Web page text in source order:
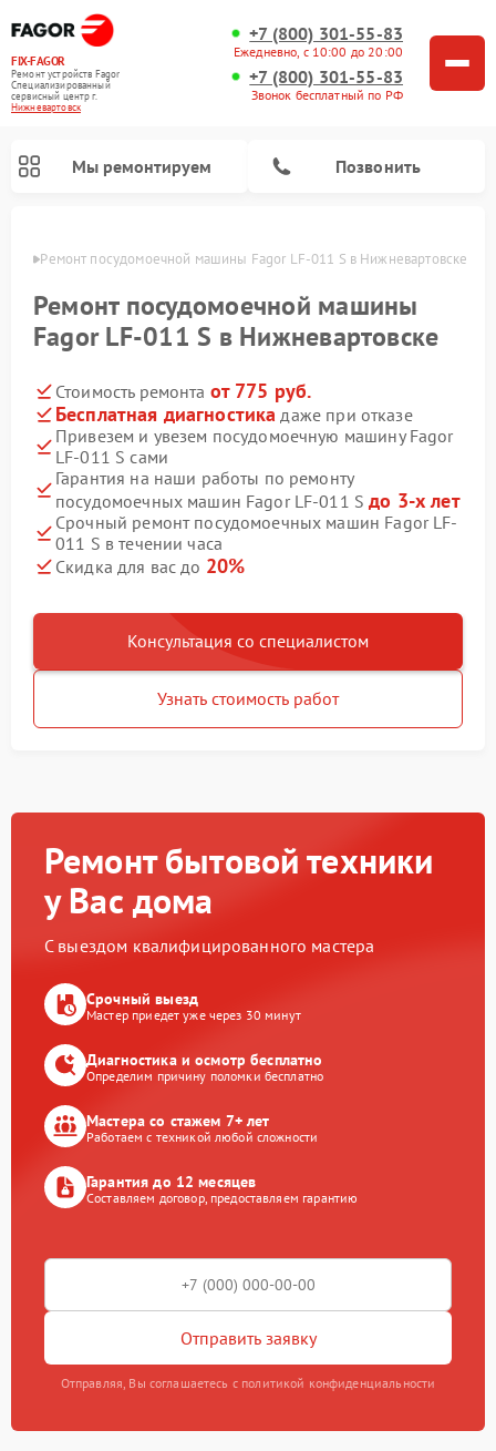
FIX-FAGOR
Ремонт устройств Fagor
Специализированный
cервисный центр г.
Нижневартовск
+7 (800) 301-55-83
Ежедневно, с 10:00 до 20:00
+7 (800) 301-55-83
Звонок бесплатный по РФ
Мы ремонтируем Позвонить
Ремонт посудомоечной машины Fagor LF-011 S в Нижневартовске
Ремонт посудомоечной машины
Fagor LF-011 S в Нижневартовске
Стоимость ремонта от 775 руб.
Бесплатная диагностика даже при отказе
Привезем и увезем посудомоечную машину Fagor
LF-011 S сами
Гарантия на наши работы по ремонту
посудомоечных машин Fagor LF-011 Sдо 3-х лет
Срочный ремонт посудомоечных машин Fagor LF-
011 S в течении часа
Скидка для вас до 20%
Консультация со специалистом
Узнать стоимость работ
Ремонт бытовой техники
у Вас дома
С выездом квалифицированного мастера
Срочный выезд
Мастер приедет уже через 30 минут
Диагностика и осмотр бесплатно
Определим причину поломки бесплатно
Мастера со стажем 7+ лет
Работаем с техникой любой сложности
Гарантия до 12 месяцев
Составляем договор, предоставляем гарантию
Отправить заявку
Отправляя, Вы соглашаетесь с политикой конфиденциальности